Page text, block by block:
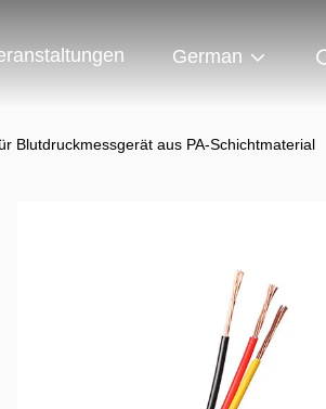
German
Blutdruckmessgerät aus PA-Schichtmaterial